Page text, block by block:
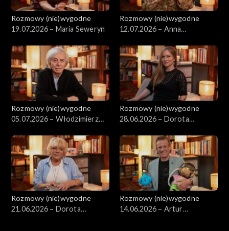
Rozmowy (nie)wygodne
19.07.2026 – Maria Seweryn
Rozmowy (nie)wygodne
12.07.2026 – Anna
Rozmowy (nie)wygodne
05.07.2026 – Włodzimierz
Rozmowy (nie)wygodne
28.06.2026 – Dorota
Rozmowy (nie)wygodne
21.06.2026 – Dorota
Rozmowy (nie)wygodne
14.06.2026 – Artur